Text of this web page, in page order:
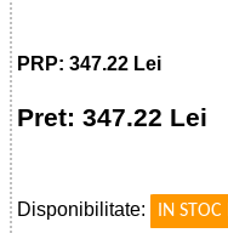
PRP: 347.22 Lei
Pret: 347.22 Lei
Disponibilitate:
IN